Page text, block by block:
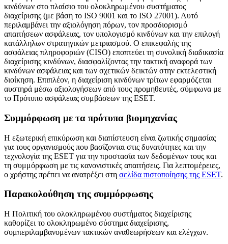
κινδύνων στο πλαίσιο του ολοκληρωμένου συστήματος
διαχείρισης (με βάση το ISO 9001 και το ISO 27001). Αυτό
περιλαμβάνει την αξιολόγηση πόρων, τον προσδιορισμό
απαιτήσεων ασφάλειας, τον υπολογισμό κινδύνων και την επιλογή
κατάλληλων στρατηγικών μετριασμού. Ο επικεφαλής της
ασφάλειας πληροφοριών (CISO) εποπτεύει τη συνολική διαδικασία
διαχείρισης κινδύνων, διασφαλίζοντας την τακτική αναφορά των
κινδύνων ασφάλειας και των σχετικών δεικτών στην εκτελεστική
διοίκηση. Επιπλέον, η διαχείριση κινδύνων τρίτων εφαρμόζεται
αυστηρά μέσω αξιολογήσεων από τους προμηθευτές, σύμφωνα με
το Πρότυπο ασφάλειας συμβάσεων της ESET.
Συμμόρφωση με τα πρότυπα βιομηχανίας
Η εξωτερική επικύρωση και διαπίστευση είναι ζωτικής σημασίας
για τους οργανισμούς που βασίζονται στις δυνατότητες και την
τεχνολογία της ESET για την προστασία των δεδομένων τους και
τη συμμόρφωση με τις κανονιστικές απαιτήσεις. Για λεπτομέρειες,
ο χρήστης πρέπει να ανατρέξει στη σελίδα πιστοποίησης της ESET.
Παρακολούθηση της συμμόρφωσης
Η Πολιτική του ολοκληρωμένου συστήματος διαχείρισης
καθορίζει το ολοκληρωμένο σύστημα διαχείρισης,
συμπεριλαμβανομένων τακτικών αναθεωρήσεων και ελέγχων.